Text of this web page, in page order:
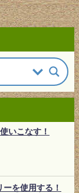
いこなす！
を使用する！